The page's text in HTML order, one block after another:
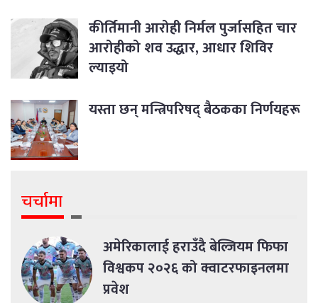
कीर्तिमानी आरोही निर्मल पुर्जासहित चार
आरोहीको शव उद्धार, आधार शिविर
ल्याइयो
यस्ता छन् मन्त्रिपरिषद् बैठकका निर्णयहरू
चर्चामा
अमेरिकालाई हराउँदै बेल्जियम फिफा
विश्वकप २०२६ को क्वाटरफाइनलमा
प्रवेश